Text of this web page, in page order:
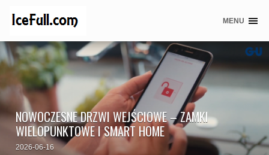
Skip
to
content
MENU
NOWOCZESNE DRZWI WEJŚCIOWE – ZAMKI
WIELOPUNKTOWE I SMART HOME
2026-06-16